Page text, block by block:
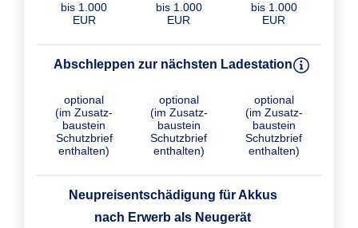
bis 1.000
EUR
bis 1.000
EUR
bis 1.000
EUR
Abschleppen zur nächsten Ladestation
optional
(im Zusatz­
baustein
Schutzbrief
enthalten)
optional
(im Zusatz­
baustein
Schutzbrief
enthalten)
optional
(im Zusatz­
baustein
Schutzbrief
enthalten)
Neupreisentschädigung für Akkus
nach Erwerb als Neugerät